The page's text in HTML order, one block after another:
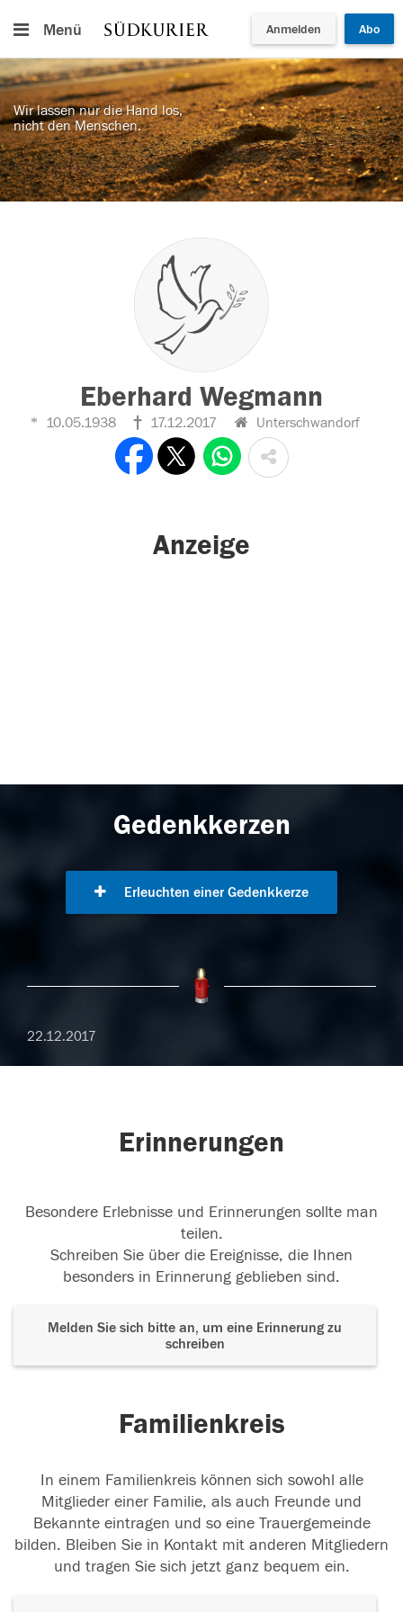
Menü Anmelden Abo
Wir lassen nur die Hand los,
nicht den Menschen.
Eberhard Wegmann
10.05.1938 17.12.2017 Unterschwandorf
Anzeige
Gedenkkerzen
Erleuchten einer Gedenkkerze
22.12.2017
Erinnerungen
Besondere Erlebnisse und Erinnerungen sollte man
teilen.
Schreiben Sie über die Ereignisse, die Ihnen
besonders in Erinnerung geblieben sind.
Melden Sie sich bitte an, um eine Erinnerung zu
schreiben
Familienkreis
In einem Familienkreis können sich sowohl alle
Mitglieder einer Familie, als auch Freunde und
Bekannte eintragen und so eine Trauergemeinde
bilden. Bleiben Sie in Kontakt mit anderen Mitgliedern
und tragen Sie sich jetzt ganz bequem ein.